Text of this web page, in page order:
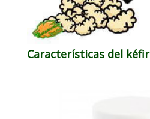
Características del kéfir